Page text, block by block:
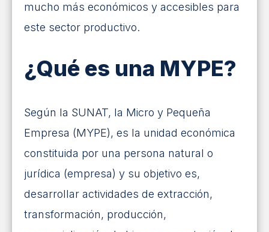
mucho más económicos y accesibles para
este sector productivo.
¿Qué es una MYPE?
Según la SUNAT, la Micro y Pequeña
Empresa (MYPE), es la unidad económica
constituida por una persona natural o
jurídica (empresa) y su objetivo es,
desarrollar actividades de extracción,
transformación, producción,